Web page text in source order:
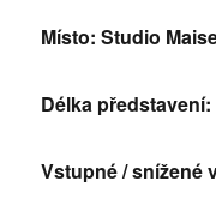
Místo: Studio
Délka
Vstupné / snížené